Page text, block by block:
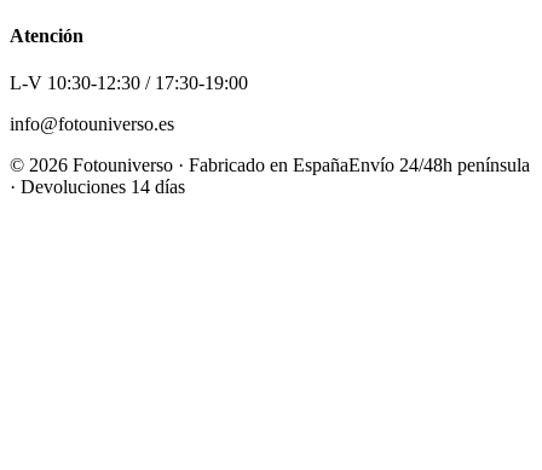
Atención
L-V 10:30-12:30 / 17:30-19:00
info@fotouniverso.es
© 2026 Fotouniverso · Fabricado en EspañaEnvío 24/48h península
· Devoluciones 14 días